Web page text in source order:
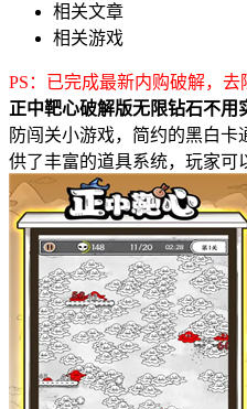
相关文章
相关游戏
PS：已完成最新内购破解，去
正中靶心破解版无限钻石不用
防闯关小游戏，简约的黑白
供了丰富的道具系统，玩家可